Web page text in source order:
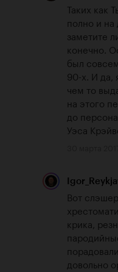
Таких как
полно и
заметите
конечно.
был
90-х. И да,
чем то
на этого
до
Уэса
Вот
крика,
довольно